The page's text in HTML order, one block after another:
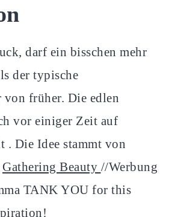
darf ein bisschen mehr
der typische
von früher. Die edlen
vor einiger Zeit auf
. Die Idee stammt von
Gathering Beauty //Werbung
TANK YOU for this